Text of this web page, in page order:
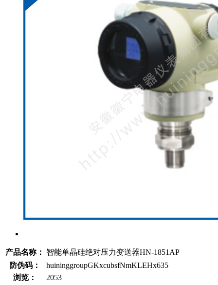
产品名称：
智能单晶硅绝对压力变送器HN-1851AP
防伪码：
huininggroupGKxcubsfNmKLEHx635
浏览：
2053